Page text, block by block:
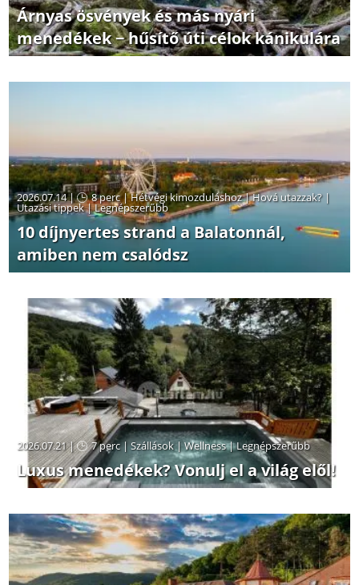
Árnyas ösvények és más nyári
menedékek − hűsítő úti célok kánikulára
2026.07.14 | 8 perc|Hétvégi kimozduláshoz|Hová utazzak? |
Utazási tippek|Legnépszerűbb
10 díjnyertes strand a Balatonnál,
amiben nem csalódsz
2026.07.21 | 7 perc|Szállások|Wellness|Legnépszerűbb
Luxus menedékek? Vonulj el a világ elől!